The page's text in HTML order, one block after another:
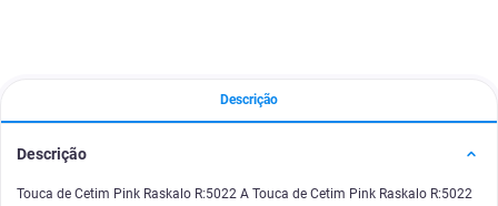
Descrição
Descrição
Touca de Cetim Pink Raskalo R:5022 A Touca de Cetim Pink Raskalo R:5022